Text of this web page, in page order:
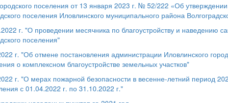
поселения от 13 января 2023 г. № 52/222 «Об утверждении
поселения Иловлинского муниципального района
г. "О проведении месячника по благоустройству и наведению
поселения"
г. "Об отмене постановления администрации Иловлинского
о комплексном благоустройстве земельных участков"
г. "О мерах пожарной безопасности в весенне-летний период
с 01.04.2022 г. по 31.10.2022 г."